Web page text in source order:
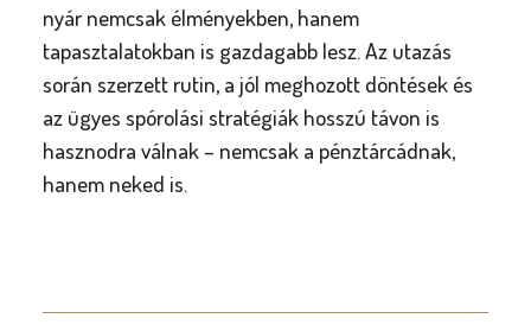
nyár nemcsak élményekben, hanem
tapasztalatokban is gazdagabb lesz. Az utazás
során szerzett rutin, a jól meghozott döntések és
az ügyes spórolási stratégiák hosszú távon is
hasznodra válnak – nemcsak a pénztárcádnak,
hanem neked is.